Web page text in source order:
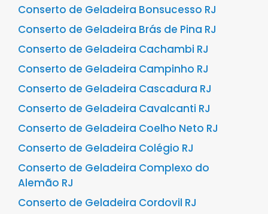
Conserto de Geladeira Bonsucesso RJ
Conserto de Geladeira Brás de Pina RJ
Conserto de Geladeira Cachambi RJ
Conserto de Geladeira Campinho RJ
Conserto de Geladeira Cascadura RJ
Conserto de Geladeira Cavalcanti RJ
Conserto de Geladeira Coelho Neto RJ
Conserto de Geladeira Colégio RJ
Conserto de Geladeira Complexo do
Alemão RJ
Conserto de Geladeira Cordovil RJ